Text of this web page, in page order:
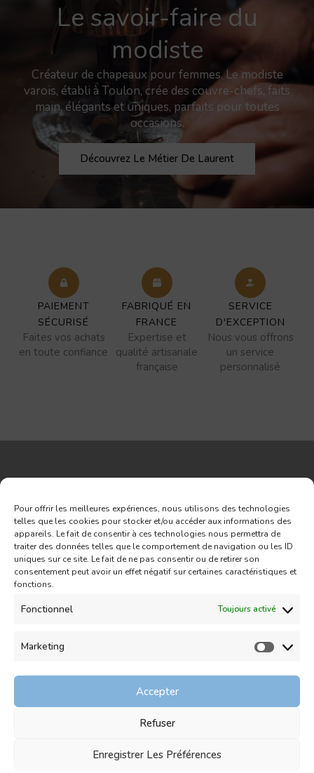
Pour offrir les meilleures expériences, nous utilisons des technologies
telles que les cookies pour stocker et/ou accéder aux informations des
appareils. Le fait de consentir à ces technologies nous permettra de
traiter des données telles que le comportement de navigation ou les ID
uniques sur ce site. Le fait de ne pas consentir ou de retirer son
consentement peut avoir un effet négatif sur certaines caractéristiques et
fonctions.
Fonctionnel Toujours activé
Marketing
Accepter
Refuser
Enregistrer Les Préférences
Le savoir-faire du
modiste
Créateur de chapeaux pour femmes. Le modiste
varois, établi à Toulon, crée des couvre-chefs, faits
main, élégants et uniques, parfaits pour toutes
occasions.
Découvrez Le Métier De Laurent
PAIEMENT
SÉCURISÉ
Faites vos achats
en toute confiance
FABRIQUÉ EN
FRANCE
Expertise et
qualité artisanale
française
SERVICE
D'EXCEPTION
Nous vous offrons
un service
personnalisé
Politique de confidentialité
Conditions générales de vente
Politique de cookies (UE)
© 2026 RAMON'S MODES - Modiste, créateur de